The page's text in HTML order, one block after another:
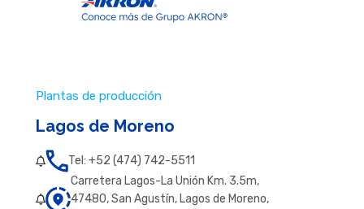
Plantas de producción
Lagos de Moreno
Tel: +52 (474) 742-5511
Carretera Lagos-La Unión Km. 3.5m,
47480, San Agustín, Lagos de Moreno,